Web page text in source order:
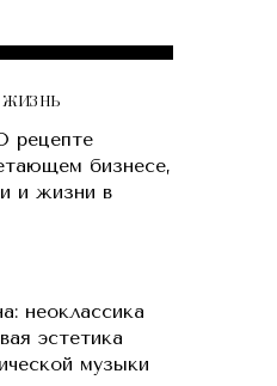
ЖИЗНЬ
рецепте
бизнесе,
и жизни в
неоклассика
эстетика
музыки